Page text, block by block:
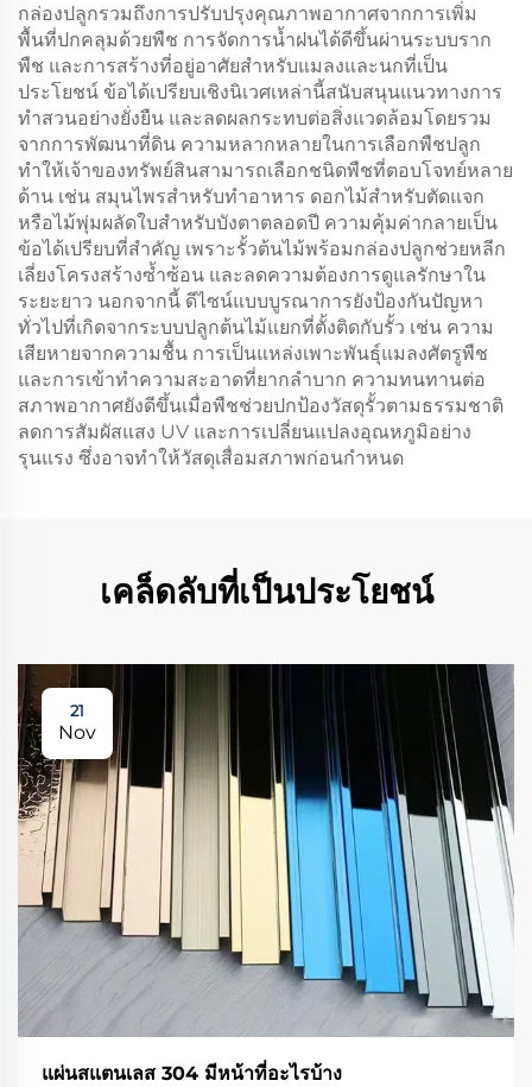
กล่องปลูกรวมถึงการปรับปรุงคุณภาพอากาศจากการเพิ่ม
พื้นที่ปกคลุมด้วยพืช การจัดการน้ำฝนได้ดีขึ้นผ่านระบบราก
พืช และการสร้างที่อยู่อาศัยสำหรับแมลงและนกที่เป็น
ประโยชน์ ข้อได้เปรียบเชิงนิเวศเหล่านี้สนับสนุนแนวทางการ
ทำสวนอย่างยั่งยืน และลดผลกระทบต่อสิ่งแวดล้อมโดยรวม
จากการพัฒนาที่ดิน ความหลากหลายในการเลือกพืชปลูก
ทำให้เจ้าของทรัพย์สินสามารถเลือกชนิดพืชที่ตอบโจทย์หลาย
ด้าน เช่น สมุนไพรสำหรับทำอาหาร ดอกไม้สำหรับตัดแจก
หรือไม้พุ่มผลัดใบสำหรับบังตาตลอดปี ความคุ้มค่ากลายเป็น
ข้อได้เปรียบที่สำคัญ เพราะรั้วต้นไม้พร้อมกล่องปลูกช่วยหลีก
เลี่ยงโครงสร้างซ้ำซ้อน และลดความต้องการดูแลรักษาใน
ระยะยาว นอกจากนี้ ดีไซน์แบบบูรณาการยังป้องกันปัญหา
ทั่วไปที่เกิดจากระบบปลูกต้นไม้แยกที่ตั้งติดกับรั้ว เช่น ความ
เสียหายจากความชื้น การเป็นแหล่งเพาะพันธุ์แมลงศัตรูพืช
และการเข้าทำความสะอาดที่ยากลำบาก ความทนทานต่อ
สภาพอากาศยังดีขึ้นเมื่อพืชช่วยปกป้องวัสดุรั้วตามธรรมชาติ
ลดการสัมผัสแสง UV และการเปลี่ยนแปลงอุณหภูมิอย่าง
รุนแรง ซึ่งอาจทำให้วัสดุเสื่อมสภาพก่อนกำหนด
เคล็ดลับที่เป็นประโยชน์
21
Nov
แผ่นสแตนเลส 304 มีหน้าที่อะไรบ้าง